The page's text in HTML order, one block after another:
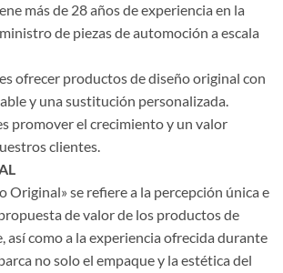
más de 28 años de experiencia en la
de piezas de automoción a escala
es ofrecer productos de diseño original con
y una sustitución personalizada.
promover el crecimiento y un valor
clientes.
Original» se refiere a la percepción única e
de valor de los productos de
como a la experiencia ofrecida durante
no solo el empaque y la estética del